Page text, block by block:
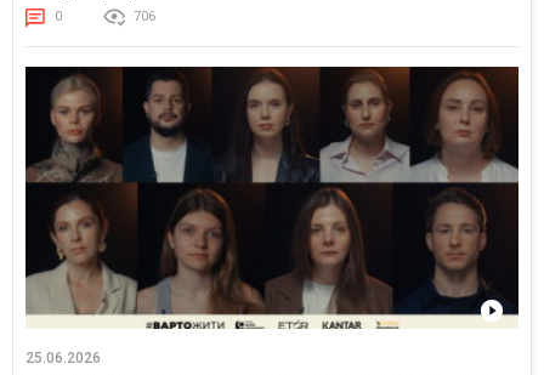
0 706
25.06.2026